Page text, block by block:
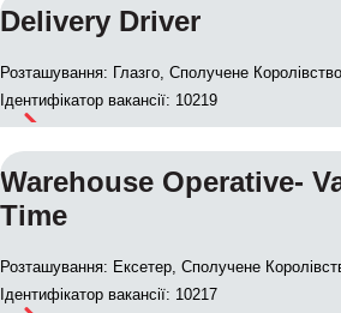
Delivery Driver
Розташування: Глазго, Сполучене Королівство
Ідентифікатор вакансії: 10219
Warehouse Operative-
Time
Розташування: Ексетер, Сполучене
Ідентифікатор вакансії: 10217